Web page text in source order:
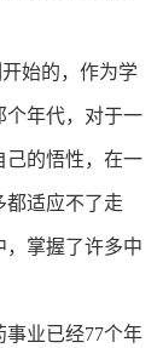
始的，作为学
个年代，对于一
己的悟性，在一
都适应不了走
，掌握了许多中
业已经77个年